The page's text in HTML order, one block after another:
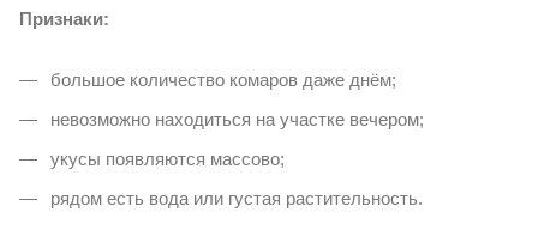
Признаки:
большое количество комаров даже днём;
невозможно находиться на участке вечером;
укусы появляются массово;
рядом есть вода или густая растительность.